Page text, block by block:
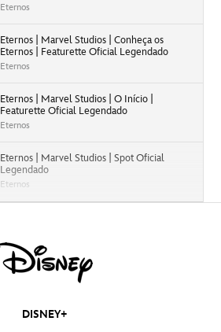
Eternos
Eternos | Marvel Studios | Conheça os
Eternos | Featurette Oficial Legendado
Eternos
Eternos | Marvel Studios | O Início |
Featurette Oficial Legendado
Eternos
Eternos | Marvel Studios | Spot Oficial
Legendado
Eternos
Mufasa: O Rei Leão | Trailer 2 Oficial
DISNEY+